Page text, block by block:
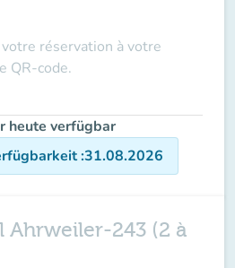
réservation à votre
QR-code.
heute verfügbar
:31.08.2026
Ahrweiler-243 (2 à